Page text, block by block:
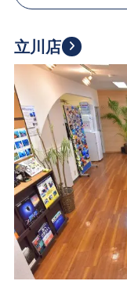
立川店